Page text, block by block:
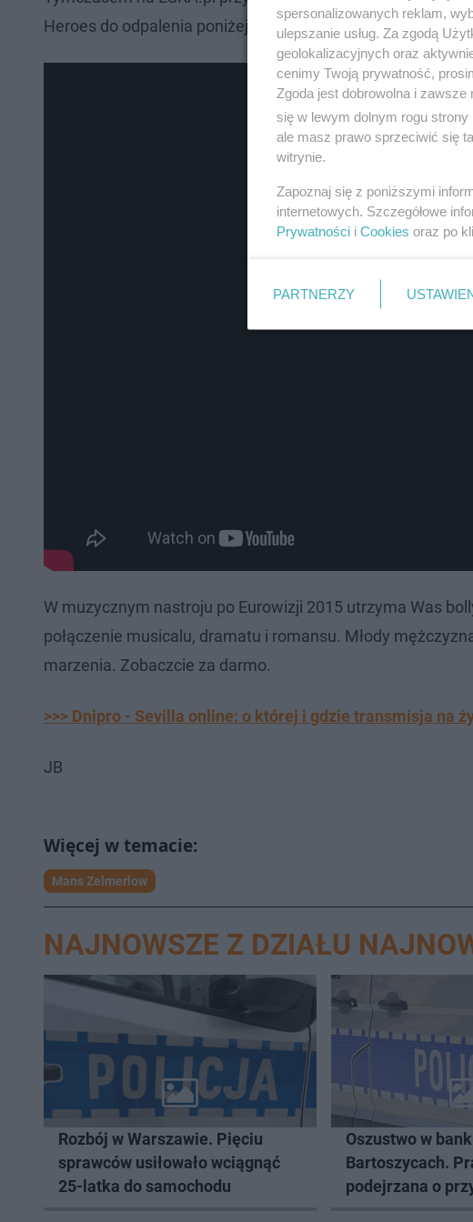
Heroes do odpalenia poniżej.
W muzycznym nastroju po Eurowizji 2015 utrzyma Was
połączenie musicalu, dramatu i romansu. Młody
marzenia. Zobaczcie za darmo.
>>> Dnipro - Sevilla online: o której i gdzie transmisja na
JB
Mans Zelmerlow
NAJNOWSZE Z DZIAŁU
Rozbój w Warszawie. Pięciu
sprawców usiłowało wciągnąć
25-latka do samochodu
Oszustwo w
Bartoszycach.
podejrzana o
spersonalizowanych reklam,
ulepszanie usług. Za zgodą
geolokalizacyjnych oraz
cenimy Twoją prywatność,
Zgoda jest dobrowolna i
się w lewym dolnym rogu strony
ale masz prawo sprzeciwić się
witrynie.
Zapoznaj się z poniższymi
internetowych. Szczegółowe
Prywatności i Cookies oraz po
PARTNERZY